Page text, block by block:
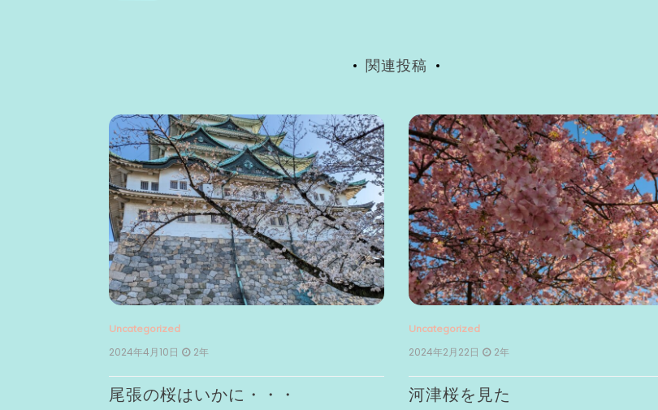
関連投稿
Uncategorized
2024年4月10日 2年
尾張の桜はいかに・・・
Uncategorized
2024年2月22日 2年
河津桜を見た